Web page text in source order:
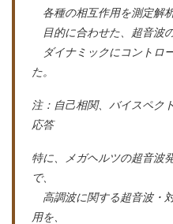
各種の相互作用を測定解
目的に合わせた、超音波
ダイナミックにコントロ
た。
注：自己相関、バイスペク
応答
特に、メガヘルツの超音波
で、
高調波に関する超音波・
用を、